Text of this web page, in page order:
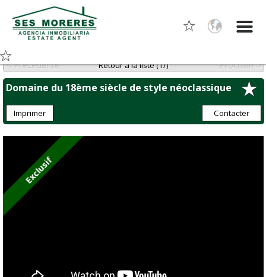
< Précédente Retour à la liste (1/) Prochain >
Imprimer
Domaine du 18ème siècle de style néoclassique
Contacter
Exclusif